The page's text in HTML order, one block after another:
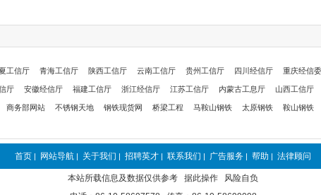
工信厅 青海工信厅 陕西工信厅 云南工信厅 贵州工信厅 四川经信厅 重庆经信委
厅 安徽经信厅 福建工信厅 浙江经信厅 江苏工信厅 内蒙古工息厅 山西工信厅
商务部网站 不锈钢天地 钢铁现货网 桥梁工程 马鞍山钢铁 太原钢铁 鞍山钢铁
首页 | 网站导航 | 关于我们 | 招聘英才 | 联系我们 | 广告服务 | 帮助 | 法律顾问
本站所载信息及数据仅供参考 据此操作 风险自负